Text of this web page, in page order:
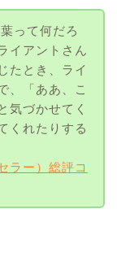
って何だろ
イアントさん
たとき、ライ
、「ああ、こ
気づかせてく
くれたりする
ラー）総評コ